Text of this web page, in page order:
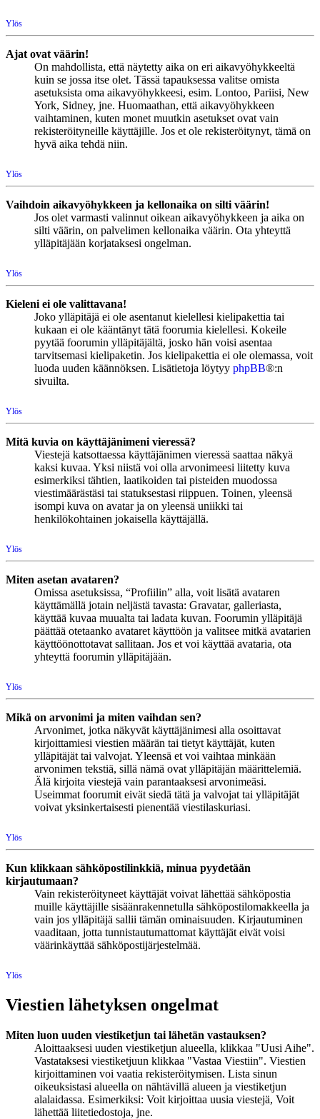
Ylös
Ajat ovat väärin!
On mahdollista, että näytetty aika on eri aikavyöhykkeeltä
kuin se jossa itse olet. Tässä tapauksessa valitse omista
asetuksista oma aikavyöhykkeesi, esim. Lontoo, Pariisi, New
York, Sidney, jne. Huomaathan, että aikavyöhykkeen
vaihtaminen, kuten monet muutkin asetukset ovat vain
rekisteröityneille käyttäjille. Jos et ole rekisteröitynyt, tämä on
hyvä aika tehdä niin.
Ylös
Vaihdoin aikavyöhykkeen ja kellonaika on silti väärin!
Jos olet varmasti valinnut oikean aikavyöhykkeen ja aika on
silti väärin, on palvelimen kellonaika väärin. Ota yhteyttä
ylläpitäjään korjataksesi ongelman.
Ylös
Kieleni ei ole valittavana!
Joko ylläpitäjä ei ole asentanut kielellesi kielipakettia tai
kukaan ei ole kääntänyt tätä foorumia kielellesi. Kokeile
pyytää foorumin ylläpitäjältä, josko hän voisi asentaa
tarvitsemasi kielipaketin. Jos kielipakettia ei ole olemassa, voit
luoda uuden käännöksen. Lisätietoja löytyy phpBB®:n
sivuilta.
Ylös
Mitä kuvia on käyttäjänimeni vieressä?
Viestejä katsottaessa käyttäjänimen vieressä saattaa näkyä
kaksi kuvaa. Yksi niistä voi olla arvonimeesi liitetty kuva
esimerkiksi tähtien, laatikoiden tai pisteiden muodossa
viestimäärästäsi tai statuksestasi riippuen. Toinen, yleensä
isompi kuva on avatar ja on yleensä uniikki tai
henkilökohtainen jokaisella käyttäjällä.
Ylös
Miten asetan avataren?
Omissa asetuksissa, “Profiilin” alla, voit lisätä avataren
käyttämällä jotain neljästä tavasta: Gravatar, galleriasta,
käyttää kuvaa muualta tai ladata kuvan. Foorumin ylläpitäjä
päättää otetaanko avataret käyttöön ja valitsee mitkä avatarien
käyttöönottotavat sallitaan. Jos et voi käyttää avataria, ota
yhteyttä foorumin ylläpitäjään.
Ylös
Mikä on arvonimi ja miten vaihdan sen?
Arvonimet, jotka näkyvät käyttäjänimesi alla osoittavat
kirjoittamiesi viestien määrän tai tietyt käyttäjät, kuten
ylläpitäjät tai valvojat. Yleensä et voi vaihtaa minkään
arvonimen tekstiä, sillä nämä ovat ylläpitäjän määrittelemiä.
Älä kirjoita viestejä vain parantaaksesi arvonimeäsi.
Useimmat foorumit eivät siedä tätä ja valvojat tai ylläpitäjät
voivat yksinkertaisesti pienentää viestilaskuriasi.
Ylös
Kun klikkaan sähköpostilinkkiä, minua pyydetään
kirjautumaan?
Vain rekisteröityneet käyttäjät voivat lähettää sähköpostia
muille käyttäjille sisäänrakennetulla sähköpostilomakkeella ja
vain jos ylläpitäjä sallii tämän ominaisuuden. Kirjautuminen
vaaditaan, jotta tunnistautumattomat käyttäjät eivät voisi
väärinkäyttää sähköpostijärjestelmää.
Ylös
Viestien lähetyksen ongelmat
Miten luon uuden viestiketjun tai lähetän vastauksen?
Aloittaaksesi uuden viestiketjun alueella, klikkaa "Uusi Aihe".
Vastataksesi viestiketjuun klikkaa "Vastaa Viestiin". Viestien
kirjoittaminen voi vaatia rekisteröitymisen. Lista sinun
oikeuksistasi alueella on nähtävillä alueen ja viestiketjun
alalaidassa. Esimerkiksi: Voit kirjoittaa uusia viestejä, Voit
lähettää liitetiedostoja, jne.